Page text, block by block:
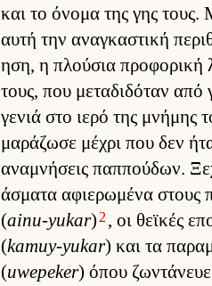
και το όνομα της γης
αυτή την αναγκαστική
ηση, η πλού­σια προφορική
τους, που μεταδιδόταν από
γενιά στο ιερό της μνήμης
μαράζωσε μέχρι που δεν
αναμνήσεις παπ­πού­δων.
άσματα αφιε­ρωμένα στους
(ainu-yukar) 2 , οι θεϊκές
(kamuy-yukar) και τα
(uwepeker) όπου